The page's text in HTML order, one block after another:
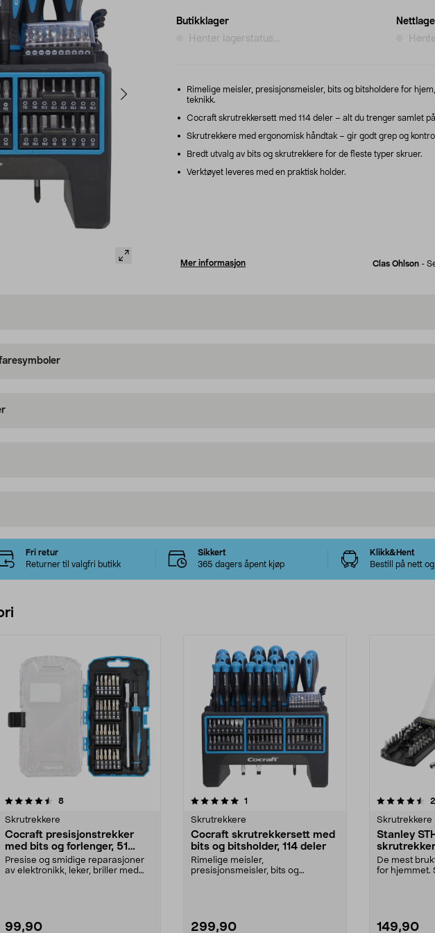
Butikklager
Henter lagerstatus...
Rimelige meisler, presisjonsmeisler, bits og bitsholdere for
teknikk.
Cocraft skrutrekkersett med 114 deler – alt du trenger samlet
Skrutrekkere med ergonomisk håndtak – gir godt grep og
Bredt utvalg av bits og skrutrekkere for de fleste typer skruer.
Verktøyet leveres med en praktisk holder.
Mer informasjon Clas Ohlson -
Fri retur
Returner til valgfri butikk
Sikkert
365 dagers åpent kjøp
Klikk&Hent
Bestill på nett
8anmeldelser
Skrutrekkere
Cocraft presisjonstrekker
med bits og forlenger, 51
deler
Presise og smidige reparasjoner
av elektronikk, leker, briller med
99,90
5.0 av 5 stjerner 1
Skrutrekkere
Cocraft skrutrekkersett med
bits og bitsholder, 114 deler
Rimelige meisler,
presisjonsmeisler, bits og
299,90
4.5 av 5 stjerner
Skrutrekkere
Stanley
De mest
for hjemmet.
149,90